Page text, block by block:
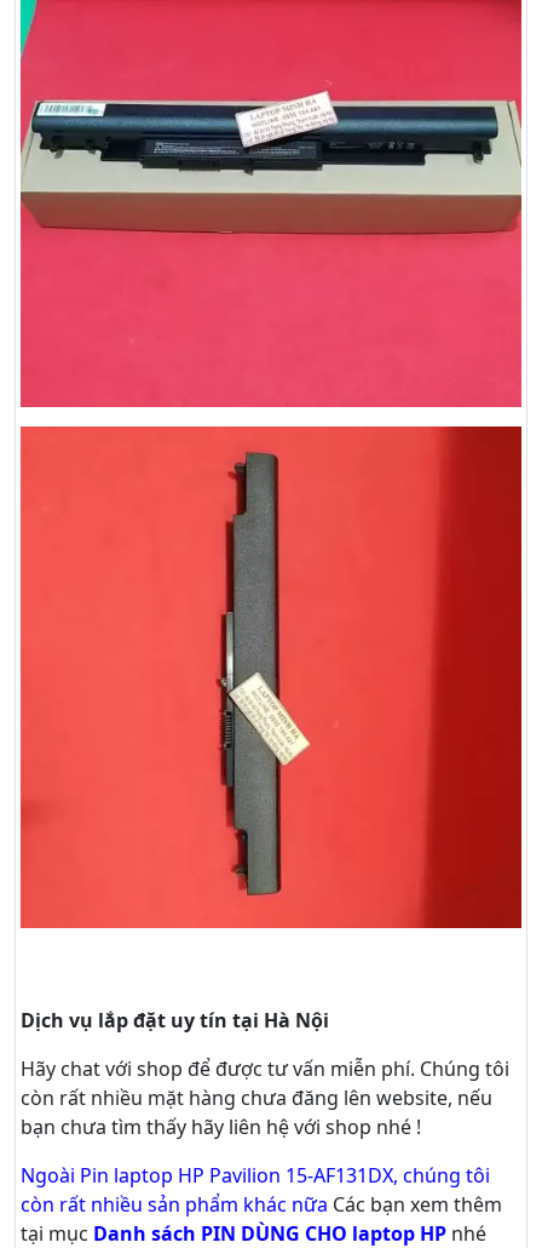
Dịch vụ lắp đặt uy tín tại Hà Nội
Hãy chatvới shop để được tư vấn miễn phí. Chúng tôi
còn rất nhiều mặt hàng chưa đăng lên website, nếu
bạn chưa tìm thấy hãy liên hệ với shop nhé !
Ngoài Pin laptop HP Pavilion 15-AF131DX, chúng tôi
còn rất nhiều sản phẩm khác nữa Các bạn xem thêm
tại mục Danh sách PIN DÙNG CHO laptop HP nhé